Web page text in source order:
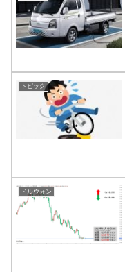
トピック
ドルウォン